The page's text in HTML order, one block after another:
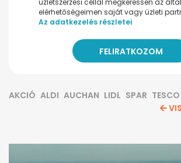
elérhetőségeimen saját vagy üzleti
Az adatkezelés részletei
AKCIÓ ALDI AUCHAN LIDL SPAR TESCO